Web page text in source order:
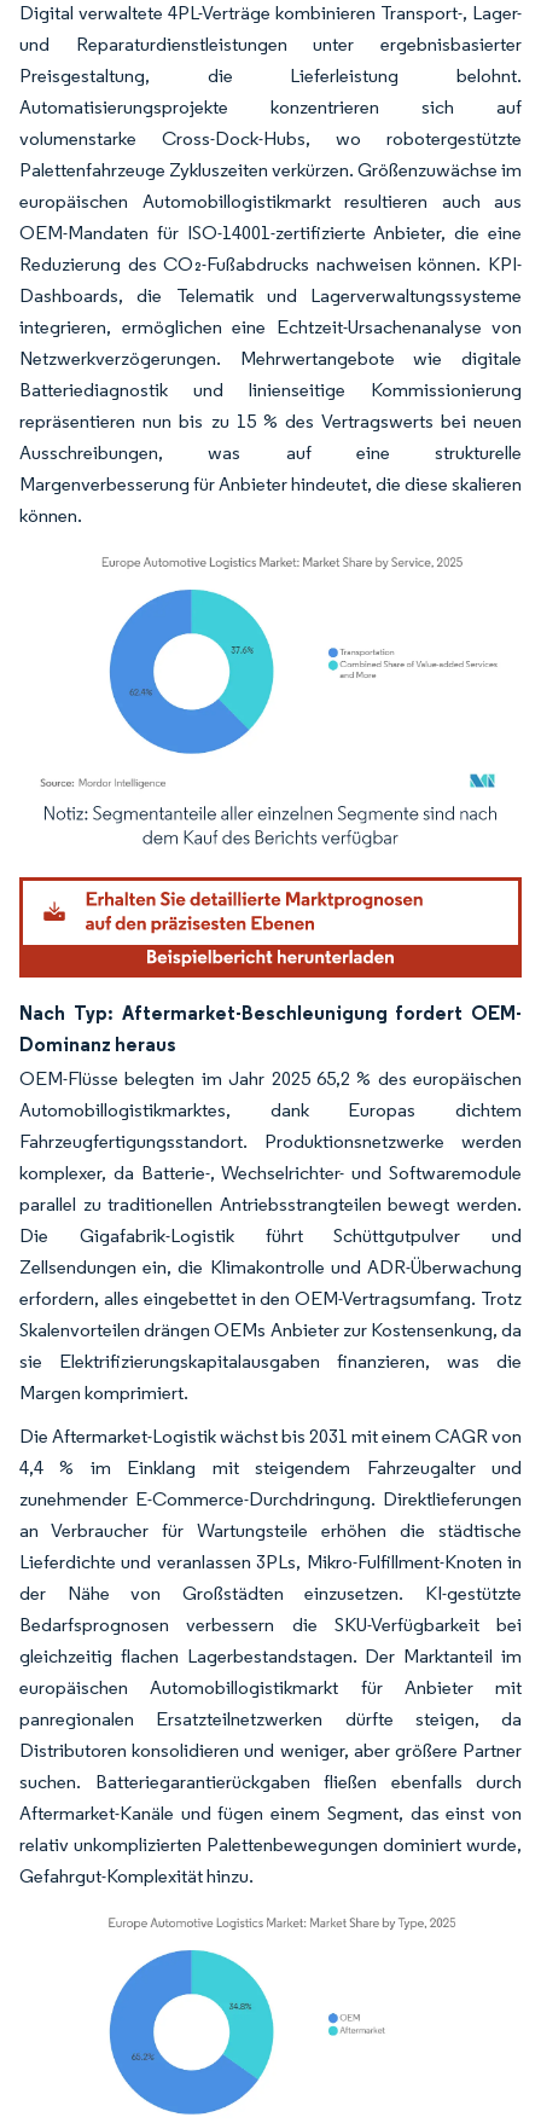
Digital verwaltete 4PL-Verträge kombinieren Transport-, Lager-
und Reparaturdienstleistungen unter ergebnisbasierter
Preisgestaltung, die Lieferleistung belohnt.
Automatisierungsprojekte konzentrieren sich auf
volumenstarke Cross-Dock-Hubs, wo robotergestützte
Palettenfahrzeuge Zykluszeiten verkürzen. Größenzuwächse im
europäischen Automobillogistikmarkt resultieren auch aus
OEM-Mandaten für ISO-14001-zertifizierte Anbieter, die eine
Reduzierung des CO₂-Fußabdrucks nachweisen können. KPI-
Dashboards, die Telematik und Lagerverwaltungssysteme
integrieren, ermöglichen eine Echtzeit-Ursachenanalyse von
Netzwerkverzögerungen. Mehrwertangebote wie digitale
Batteriediagnostik und linienseitige Kommissionierung
repräsentieren nun bis zu 15 % des Vertragswerts bei neuen
Ausschreibungen, was auf eine strukturelle
Margenverbesserung für Anbieter hindeutet, die diese skalieren
können.
Bild © Mordor Intelligence. Wiederverwendung erfordert Namensnennung
Nach Typ: Aftermarket-Beschleunigung fordert OEM-
Dominanz heraus
OEM-Flüsse belegten im Jahr 2025 65,2 % des europäischen
Automobillogistikmarktes, dank Europas dichtem
Fahrzeugfertigungsstandort. Produktionsnetzwerke werden
komplexer, da Batterie-, Wechselrichter- und Softwaremodule
parallel zu traditionellen Antriebsstrangteilen bewegt werden.
Die Gigafabrik-Logistik führt Schüttgutpulver und
Zellsendungen ein, die Klimakontrolle und ADR-Überwachung
erfordern, alles eingebettet in den OEM-Vertragsumfang. Trotz
Skalenvorteilen drängen OEMs Anbieter zur Kostensenkung, da
sie Elektrifizierungskapitalausgaben finanzieren, was die
Margen komprimiert.
Die Aftermarket-Logistik wächst bis 2031 mit einem CAGR von
4,4 % im Einklang mit steigendem Fahrzeugalter und
zunehmender E-Commerce-Durchdringung. Direktlieferungen
an Verbraucher für Wartungsteile erhöhen die städtische
Lieferdichte und veranlassen 3PLs, Mikro-Fulfillment-Knoten in
der Nähe von Großstädten einzusetzen. KI-gestützte
Bedarfsprognosen verbessern die SKU-Verfügbarkeit bei
gleichzeitig flachen Lagerbestandstagen. Der Marktanteil im
europäischen Automobillogistikmarkt für Anbieter mit
panregionalen Ersatzteilnetzwerken dürfte steigen, da
Distributoren konsolidieren und weniger, aber größere Partner
suchen. Batteriegarantierückgaben fließen ebenfalls durch
Aftermarket-Kanäle und fügen einem Segment, das einst von
relativ unkomplizierten Palettenbewegungen dominiert wurde,
Gefahrgut-Komplexität hinzu.